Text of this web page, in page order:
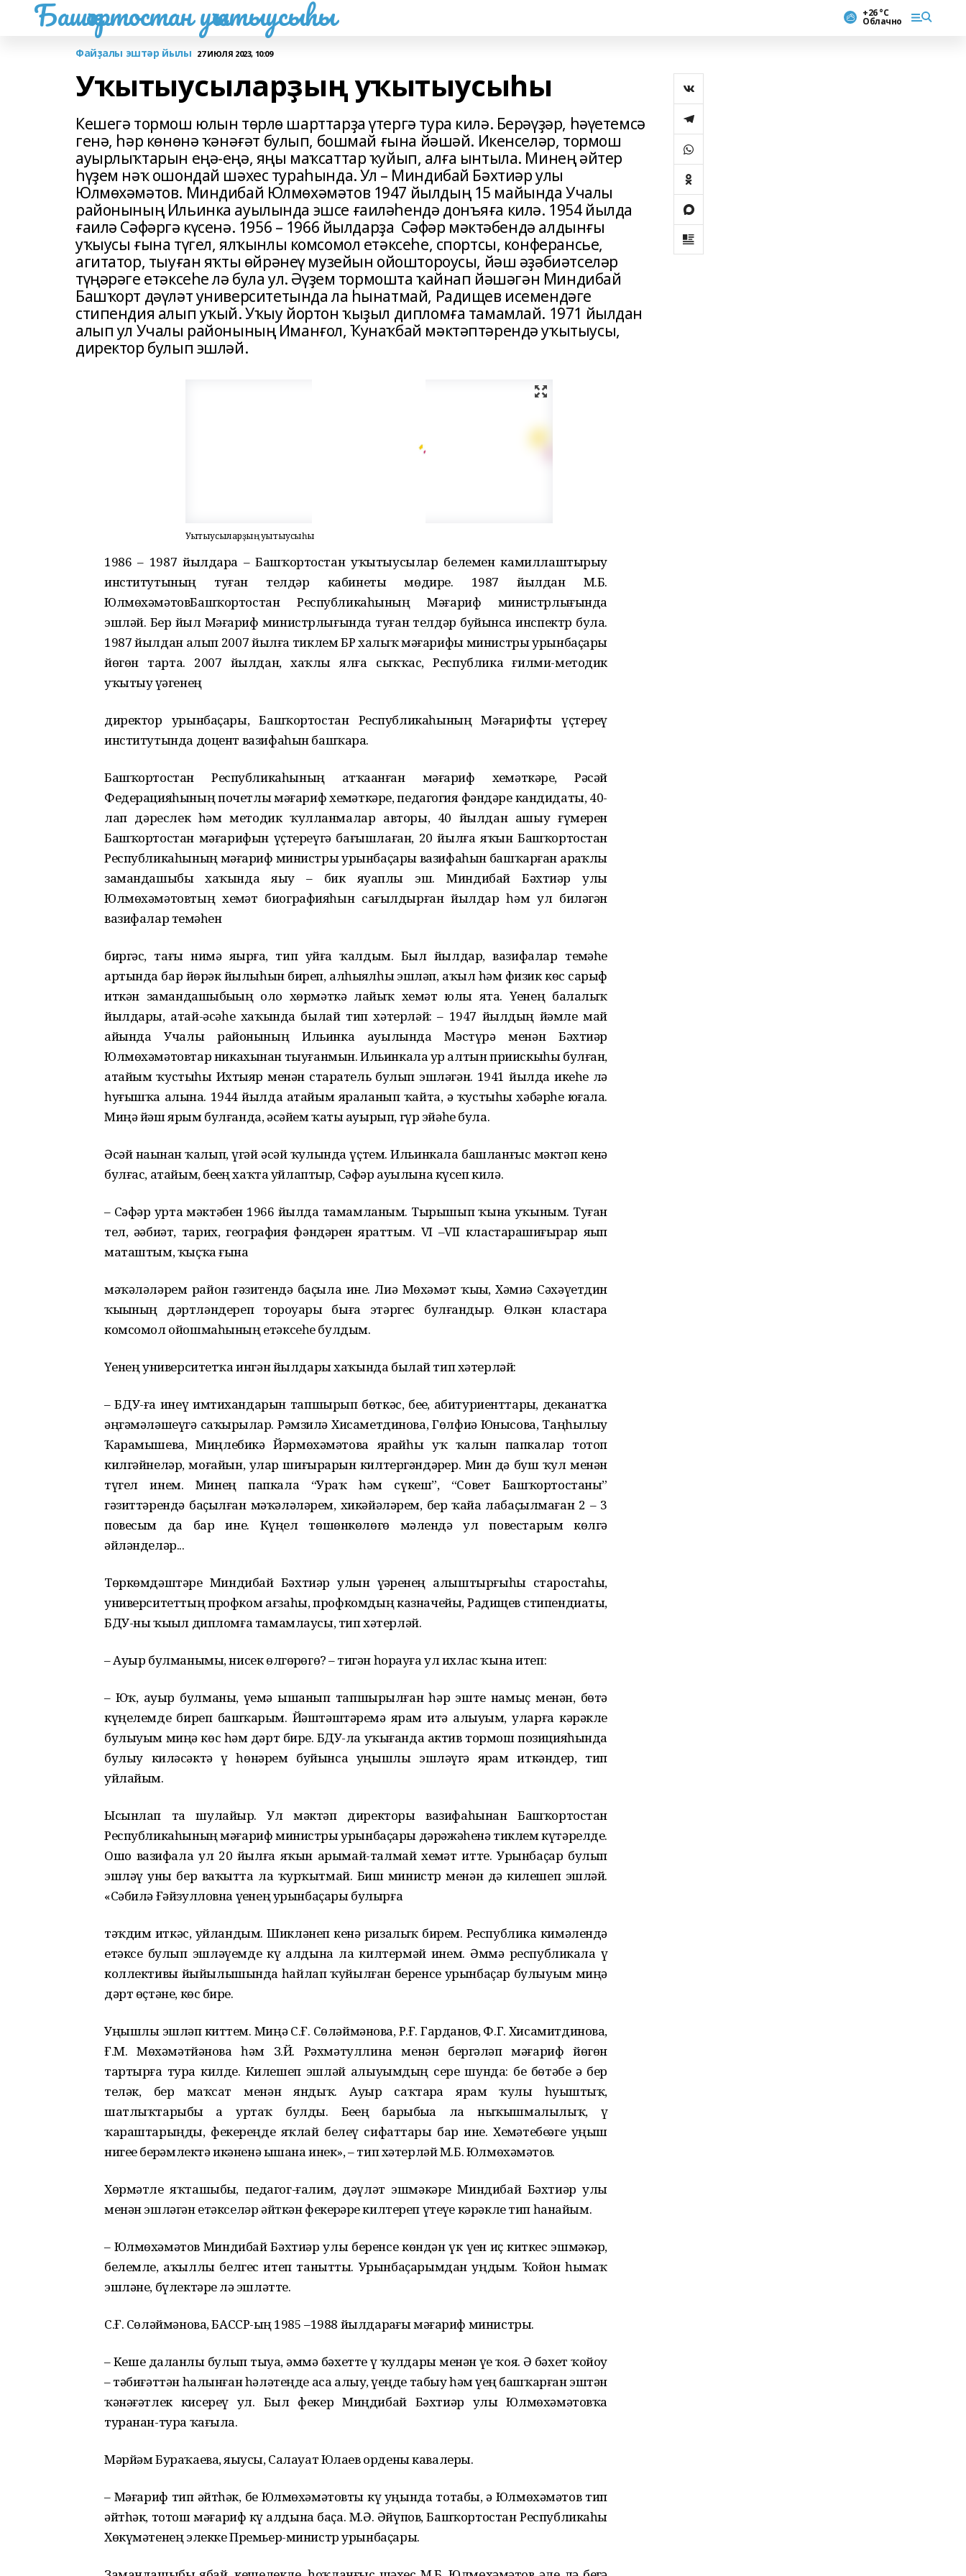
Башҡортостан уҡытыусыһы +26 °С
Облачно
Файҙалы эштәр йылы 27 ИЮЛЯ 2023, 10:09
Уҡытыусыларҙың уҡытыусыһы
Кешегә тормош юлын төрлө шарттарҙа үтергә тура килә. Берәүҙәр, һәүетемсә
генә, һәр көнөнә ҡәнәғәт булып, бошмай ғына йәшәй. Икенселәр, тормош
ауырлыҡтарын еңә-еңә, яңы маҡсаттар ҡуйып, алға ынтыла. Минең әйтер
һүҙем нәҡ ошондай шәхес тураһында. Ул – Миндибай Бәхтиәр улы
Юлмөхәмәтов. Миндибай Юлмөхәмәтов 1947 йылдың 15 майында Учалы
районының Ильинка ауылында эшсе ғаиләһендә донъяға килә. 1954 йылда
ғаилә Сәфәргә күсенә. 1956 – 1966 йылдарҙа Сәфәр мәктәбендә алдынғы
уҡыусы ғына түгел, ялҡынлы комсомол етәксеһе, спортсы, конферансье,
агитатор, тыуған яҡты өйрәнеү музейын ойоштороусы, йәш әҙәбиәтселәр
түңәрәге етәксеһе лә була ул. Әүҙем тормошта ҡайнап йәшәгән Миндибай
Башҡорт дәүләт университетында ла һынатмай, Радищев исемендәге
стипендия алып уҡый. Уҡыу йортон ҡыҙыл дипломға тамамлай. 1971 йылдан
алып ул Учалы районының Иманғол, Ҡунаҡбай мәктәптәрендә уҡытыусы,
директор булып эшләй.
Уҡытыусыларҙың уҡытыусыһы
1986 – 1987 йылдарҙа – Башҡортостан уҡытыусылар белемен камиллаштырыу
институтының туған телдәр кабинеты мөдире. 1987 йылдан М.Б.
ЮлмөхәмәтовБашҡортостан Республикаһының Мәғариф министрлығында
эшләй. Бер йыл Мәғариф министрлығында туған телдәр буйынса инспектр була.
1987 йылдан алып 2007 йылға тиклем БР халыҡ мәғарифы министры урынбаҫары
йөгөн тарта. 2007 йылдан, хаҡлы ялға сыҡҡас, Республика ғилми-методик
уҡытыу үҙәгенең
директор урынбаҫары, Башҡортостан Республикаһының Мәғарифты үҫтереү
институтында доцент вазифаһын башҡара.
Башҡортостан Республикаһының атҡаҙанған мәғариф хеҙмәткәре, Рәсәй
Федерацияһының почетлы мәғариф хеҙмәткәре, педагогия фәндәре кандидаты, 40-
лап дәреслек һәм методик ҡулланмалар авторы, 40 йылдан ашыу ғүмерен
Башҡортостан мәғарифын үҫтереүгә бағышлаған, 20 йылға яҡын Башҡортостан
Республикаһының мәғариф министры урынбаҫары вазифаһын башҡарған арҙаҡлы
замандашыбыҙ хаҡында яҙыу – бик яуаплы эш. Миндибай Бәхтиәр улы
Юлмөхәмәтовтың хеҙмәт биографияһын сағылдырған йылдар һәм ул биләгән
вазифалар теҙмәһен
биргәс, тағы нимә яҙырға, тип уйға ҡалдым. Был йылдар, вазифалар теҙмәһе
артында бар йөрәк йылыһын биреп, алһыҙялһыҙ эшләп, аҡыл һәм физик көс сарыф
иткән замандашыбыҙҙың оло хөрмәткә лайыҡ хеҙмәт юлы ята. Үҙенең балалыҡ
йылдары, атай-әсәһе хаҡында былай тип хәтерләй: – 1947 йылдың йәмле май
айында Учалы районының Ильинка ауылында Мәстүрә менән Бәхтиәр
Юлмөхәмәтовтар никахынан тыуғанмын. Ильинкала ҙур алтын приискыһы булған,
атайым ҡустыһы Ихтыяр менән старатель булып эшләгән. 1941 йылда икеһе лә
һуғышҡа алына. 1944 йылда атайым яраланып ҡайта, ә ҡустыһы хәбәрһеҙ юғала.
Миңә йәш ярым булғанда, әсәйем ҡаты ауырып, гүр эйәһе була.
Әсәй наҙынан ҡалып, үгәй әсәй ҡулында үҫтем. Ильинкала башланғыс мәктәп кенә
булғас, атайым, беҙҙең хаҡта уйлаптыр, Сәфәр ауылына күсеп килә.
– Сәфәр урта мәктәбен 1966 йылда тамамланым. Тырышып ҡына уҡыным. Туған
тел, әҙәбиәт, тарих, география фәндәрен яраттым. VI –VII кластарҙашиғырҙар яҙып
маташтым, ҡыҫҡа ғына
мәҡәләләрем район гәзитендә баҫыла ине. Лиә Мөхәмәт ҡыҙы, Хәмиҙә Сәхәүетдин
ҡыҙының дәртләндереп тороуҙары быға этәргес булғандыр. Өлкән кластарҙа
комсомол ойошмаһының етәксеһе булдым.
Үҙенең университетҡа ингән йылдары хаҡында былай тип хәтерләй:
– БДУ-ға инеү имтихандарын тапшырып бөткәс, беҙҙе, абитуриенттарҙы, деканатҡа
әңгәмәләшеүгә саҡырҙылар. Рәмзилә Хисаметдинова, Гөлфиә Юнысова, Таңһылыу
Ҡарамышева, Миңлебикә Йәрмөхәмәтова ярайһы уҡ ҡалын папкалар тотоп
килгәйнеләр, моғайын, улар шиғырҙарын килтергәндәрҙер. Мин дә буш ҡул менән
түгел инем. Минең папкала “Ураҡ һәм сүкеш”, “Совет Башҡортостаны”
гәзиттәрендә баҫылған мәҡәләләрем, хикәйәләрем, бер ҡайҙа лабаҫылмаған 2 – 3
повесым да бар ине. Күңел төшөнкөлөгө мәлендә ул повестарым көлгә
әйләнделәр...
Төркөмдәштәре Миндибай Бәхтиәр улын үҙҙәренең алыштырғыһыҙ старостаһы,
университеттың профком ағзаһы, профкомдың казначейы, Радищев стипендиаты,
БДУ-ны ҡыҙыл дипломға тамамлаусы, тип хәтерләй.
– Ауыр булманымы, нисек өлгөрҙөгөҙ? – тигән һорауға ул ихлас ҡына итеп:
– Юҡ, ауыр булманы, үҙемә ышанып тапшырылған һәр эште намыҫ менән, бөтә
күңелемде биреп башҡарҙым. Йәштәштәремә ярҙам итә алыуым, уларға кәрәкле
булыуым миңә көс һәм дәрт бирҙе. БДУ-ла уҡығанда актив тормош позицияһында
булыу киләсәктә үҙ һөнәрем буйынса уңышлы эшләүгә ярҙам иткәндер, тип
уйлайым.
Ысынлап та шулайҙыр. Ул мәктәп директоры вазифаһынан Башҡортостан
Республикаһының мәғариф министры урынбаҫары дәрәжәһенә тиклем күтәрелде.
Ошо вазифала ул 20 йылға яҡын арымай-талмай хеҙмәт итте. Урынбаҫар булып
эшләү уны бер ваҡытта ла ҡурҡытмай. Биш министр менән дә килешеп эшләй.
«Сәбилә Ғәйзулловна үҙенең урынбаҫары булырға
тәҡдим иткәс, уйландым. Шикләнеп кенә ризалыҡ бирҙем. Республика кимәлендә
етәксе булып эшләүемде күҙ алдына ла килтермәй инем. Әммә республикала үҙ
коллективы йыйылышында һайлап ҡуйылған беренсе урынбаҫар булыуым миңә
дәрт өҫтәне, көс бирҙе.
Уңышлы эшләп киттем. Миңә С.Ғ. Сөләймәнова, Р.Ғ. Гарданов, Ф.Г. Хисамитдинова,
Ғ.М. Мөхәмәтйәнова һәм З.Й. Рәхмәтуллина менән бергәләп мәғариф йөгөн
тартырға тура килде. Килешеп эшләй алыуымдың сере шунда: беҙ бөтәбеҙ ҙә бер
теләк, бер маҡсат менән яндыҡ. Ауыр саҡтарҙа ярҙам ҡулы һуҙыштыҡ,
шатлыҡтарыбыҙ ҙа уртаҡ булды. Беҙҙең барыбыҙҙа ла ныҡышмалылыҡ, үҙ
ҡараштарыңды, фекереңде яҡлай белеү сифаттары бар ине. Хеҙмәтебеҙҙәге уңыш
нигеҙе берҙәмлектә икәненә ышана инек», – тип хәтерләй М.Б. Юлмөхәмәтов.
Хөрмәтле яҡташыбыҙ, педагог-ғалим, дәүләт эшмәкәре Миндибай Бәхтиәр улы
менән эшләгән етәкселәр әйткән фекерҙәрҙе килтереп үтеүҙе кәрәкле тип һанайым.
– Юлмөхәмәтов Миндибай Бәхтиәр улы беренсе көндән үк үҙен иҫ киткес эшмәкәр,
белемле, аҡыллы белгес итеп танытты. Урынбаҫарымдан уңдым. Ҡойон һымаҡ
эшләне, бүлектәрҙе лә эшләтте.
С.Ғ. Сөләймәнова, БАССР-ҙың 1985 –1988 йылдарҙағы мәғариф министры.
– Кеше даланлы булып тыуа, әммә бәхетте үҙ ҡулдары менән үҙе ҡоя. Ә бәхет ҡойоу
– тәбиғәттән һалынған һәләтеңде аса алыу, үҙеңде табыу һәм үҙең башҡарған эштән
ҡәнәғәтлек кисереү ул. Был фекер Миңдибай Бәхтиәр улы Юлмөхәмәтовҡа
туранан-тура ҡағыла.
Мәрйәм Бураҡаева, яҙыусы, Салауат Юлаев ордены кавалеры.
– Мәғариф тип әйтһәк, беҙ Юлмөхәмәтовты күҙ уңында тотабыҙ, ә Юлмөхәмәтов тип
әйтһәк, тотош мәғариф күҙ алдына баҫа. М.Ә. Әйүпов, Башҡортостан Республикаһы
Хөкүмәтенең элекке Премьер-министр урынбаҫары.